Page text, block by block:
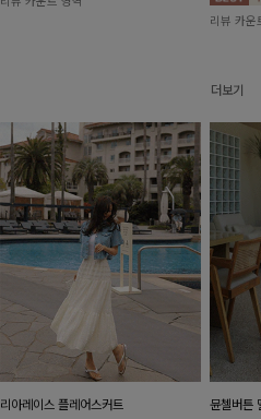
리뷰 카운
더보기
리아레이스 플레어스커트 뮨첼버튼